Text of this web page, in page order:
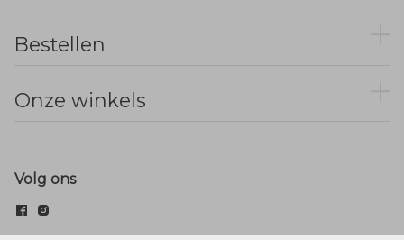
Bestellen
Onze winkels
Volg ons